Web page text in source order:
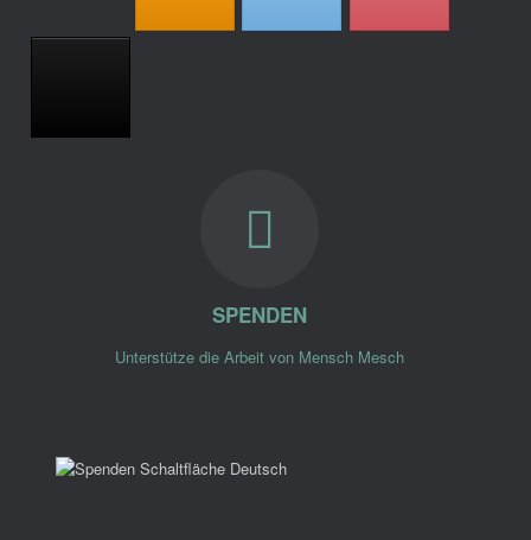
SPENDEN
Unterstütze die Arbeit von Mensch Mesch